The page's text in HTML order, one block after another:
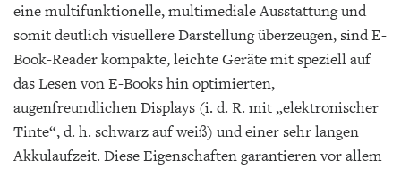
eine multifunktionelle, multimediale Ausstattung und
somit deutlich visuellere Darstellung überzeugen, sind E-
Book-Reader kompakte, leichte Geräte mit speziell auf
das Lesen von E-Books hin optimierten,
augenfreundlichen Displays (i. d. R. mit „elektronischer
Tinte“, d. h. schwarz auf weiß) und einer sehr langen
Akkulaufzeit. Diese Eigenschaften garantieren vor allem